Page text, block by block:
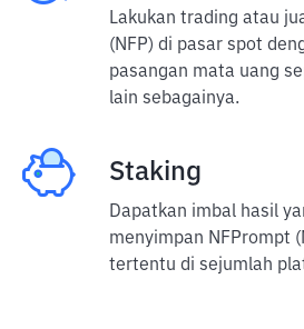
Lakukan trading atau
(NFP) di pasar spot
pasangan mata uang
lain sebagainya.
Staking
Dapatkan imbal hasil
menyimpan NFPrompt
tertentu di sejumlah